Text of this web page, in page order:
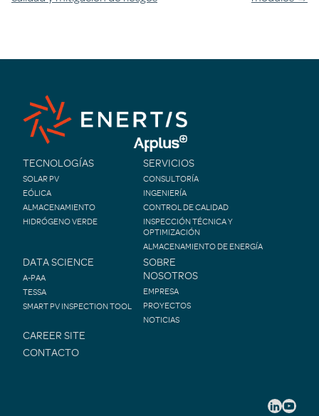
TECNOLOGÍAS
SOLAR PV
EÓLICA
ALMACENAMIENTO
HIDRÓGENO VERDE
SERVICIOS
CONSULTORÍA
INGENIERÍA
CONTROL DE CALIDAD
INSPECCIÓN TÉCNICA Y
OPTIMIZACIÓN
ALMACENAMIENTO DE ENERGÍA
DATA SCIENCE
A-PAA
TESSA
SMART PV INSPECTION TOOL
SOBRE
NOSOTROS
EMPRESA
PROYECTOS
NOTICIAS
CAREER SITE
CONTACTO